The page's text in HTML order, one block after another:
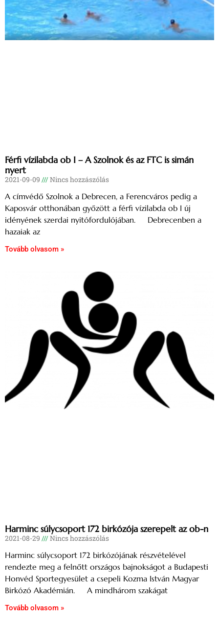
Férfi vízilabda ob I – A Szolnok és az FTC is simán
nyert
2021-09-09 Nincs hozzászólás
A címvédő Szolnok a Debrecen, a Ferencváros pedig a
Kaposvár otthonában győzött a férfi vízilabda ob I új
idényének szerdai nyitófordulójában. Debrecenben a
hazaiak az
Tovább olvasom »
Harminc súlycsoport 172 birkózója szerepelt az ob-n
2021-08-29 Nincs hozzászólás
Harminc súlycsoport 172 birkózójának részvételével
rendezte meg a felnőtt országos bajnokságot a Budapesti
Honvéd Sportegyesület a csepeli Kozma István Magyar
Birkózó Akadémián. A mindhárom szakágat
Tovább olvasom »